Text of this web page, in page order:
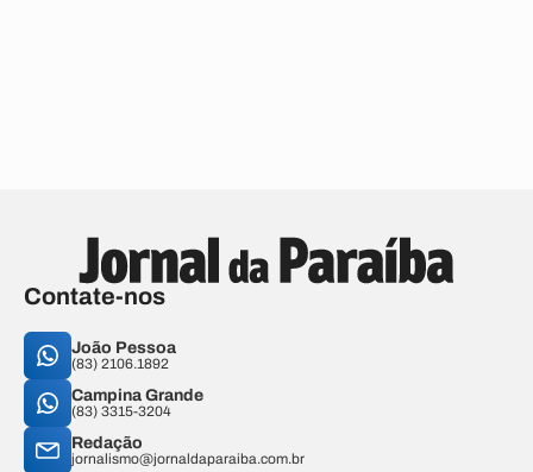
Contate-nos
João Pessoa
(83) 2106.1892
Campina Grande
(83) 3315-3204
Redação
jornalismo@jornaldaparaiba.com.br